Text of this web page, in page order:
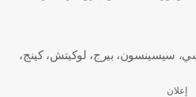
سيسينسون، بيرج، لوكيتش، كينج،
إعلان